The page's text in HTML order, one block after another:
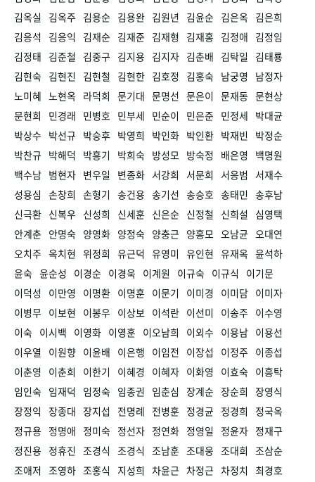
김옥실
김옥주 김용순 김용완 김원년 김윤순 김은옥 김은희
김응석
김응익 김재순 김재준 김재형 김재홍 김정애 김정임
김정태 김준철 김중구 김지용 김지자 김춘배 김탁일
김태룡
김현숙 김현진 김현철 김현한 김호정 김홍숙 남궁영
남정자
노미혜 노현옥 라덕희 문기대 문명선 문은이 문재동 문현상
문현희
민경래 민병호 민부세 민순이 민은준 민정세 박대균
박상수 박선규 박승후 박영희 박인화 박인환 박재빈
박정순
박찬규 박해덕 박흥기 박희숙 방성모 방숙정 배은영
백명원
백수남 범현자 변우일 변종화 서강희 서문희 서응범
서재수
성용심 손창희 손형기 송건용 송기선 송승호 송태민 송후남
신극환 신복우 신성희 신세훈 신은순 신정철 신희설
심영택
안계춘 안명숙 양영화 양정숙 양충근 양홍모 오남균 오대연
오치주 옥치현 위정희 유근덕 유영미 유인현 유재옥 윤석하
윤숙 윤순성 이경순 이경욱 이계원 이규숙 이규식
이기문
이덕성
이만영 이명환 이명훈 이문기 이미경 이미담 이미자
이병무 이보현 이봉우 이상보 이석란 이선미 이송주 이수영
이숙 이시백 이영화 이영훈 이오남희 이외수 이용남 이용선
이우열
이원향 이윤배 이은행 이임전 이장섭 이정주 이종섭
이춘영
이춘희 이한기 이혜경 이혜자 이화영 이효숙 이흥탁
임인숙 임재덕 임정숙 임종권 임춘심 장계순 장순희 장영식
장정익 장종대 장지섭 전명례 전병훈 정경균 정경희
정국옥
정규용 정명애 정미숙 정선자 정연화 정영일 정윤자 정재구
정진용 정휴진 조경식 조경식 조남훈 조대웅 조대희 조삼순
조애저 조영하 조홍식 지성희 차윤근 차정근 차정치 최경호